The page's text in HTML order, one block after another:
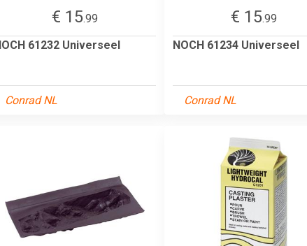
€ 15.99
61232 Universeel
Conrad NL
€ 15.99
NOCH 61234 Universeel
Conrad NL